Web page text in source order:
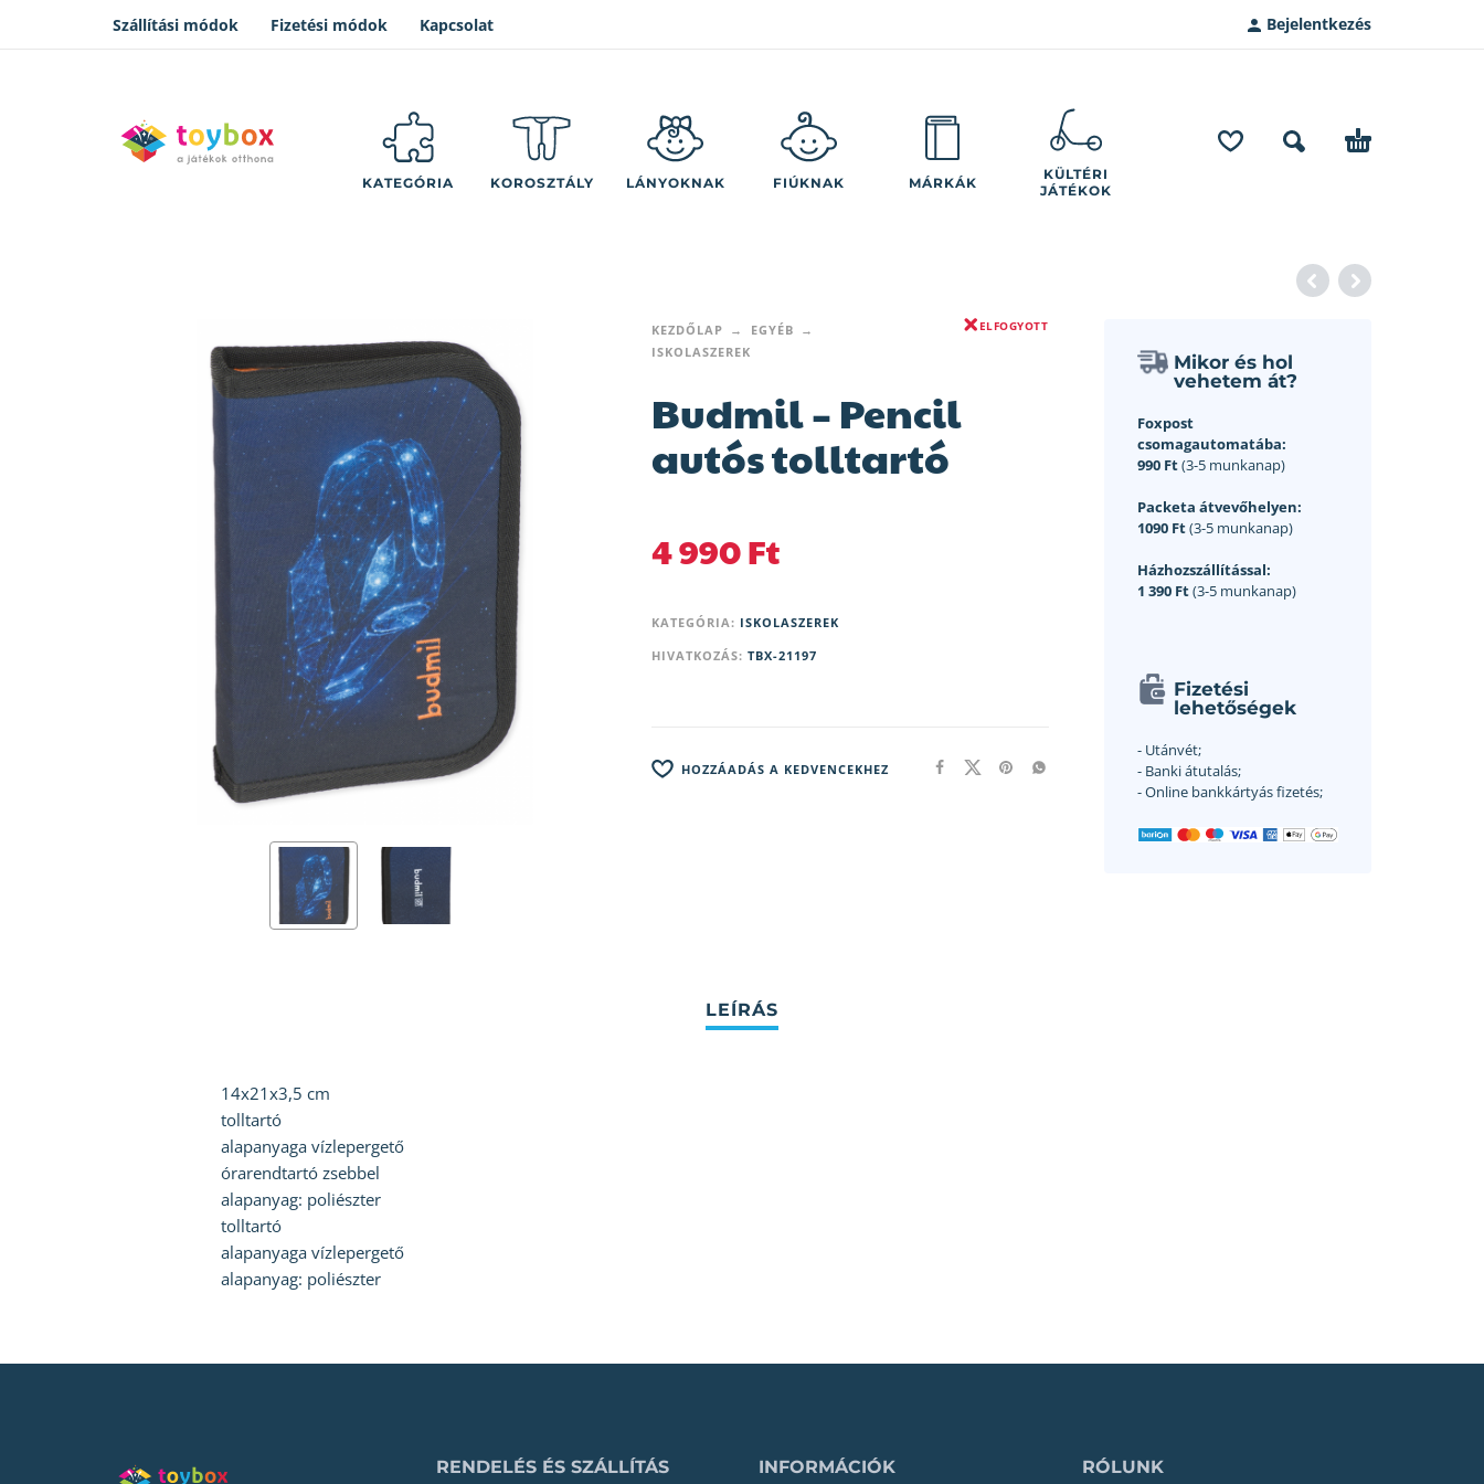
Szállítási módok Fizetési módok Kapcsolat Bejelentkezés
KATEGÓRIA KOROSZTÁLY LÁNYOKNAK FIÚKNAK MÁRKÁK
KÜLTÉRI
JÁTÉKOK
KEZDŐLAP
EGYÉB
ISKOLASZEREK
ELFOGYOTT
Budmil – Pencil
autós tolltartó
4 990Ft
KATEGÓRIA: ISKOLASZEREK
HIVATKOZÁS: TBX-21197
HOZZÁADÁS A KEDVENCEKHEZ
Mikor és hol
vehetem át?
Foxpost
csomagautomatába:
990 Ft(3-5 munkanap)
Packeta átvevőhelyen:
1090 Ft(3-5 munkanap)
Házhozszállítással:
1 390 Ft(3-5 munkanap)
Fizetési
lehetőségek
- Utánvét;
- Banki átutalás;
- Online bankkártyás fizetés;
14x21x3,5 cm
tolltartó
alapanyaga vízlepergető
órarendtartó zsebbel
alapanyag: poliészter
tolltartó
alapanyaga vízlepergető
alapanyag: poliészter
RENDELÉS ÉS SZÁLLÍTÁS INFORMÁCIÓK RÓLUNK